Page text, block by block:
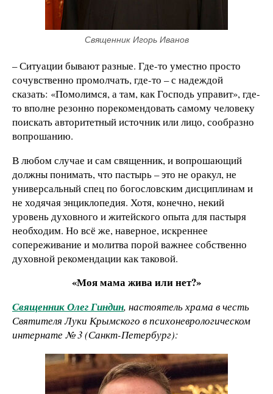
Священник Игорь Иванов
– Ситуации бывают разные. Где-то уместно просто
сочувственно промолчать, где-то – с надеждой
сказать: «Помолимся, а там, как Господь управит», где-
то вполне резонно порекомендовать самому человеку
поискать авторитетный источник или лицо, сообразно
вопрошанию.
В любом случае и сам священник, и вопрошающий
должны понимать, что пастырь – это не оракул, не
универсальный спец по богословским дисциплинам и
не ходячая энциклопедия. Хотя, конечно, некий
уровень духовного и житейского опыта для пастыря
необходим. Но всё же, наверное, искреннее
сопереживание и молитва порой важнее собственно
духовной рекомендации как таковой.
«Моя мама жива или нет?»
Священник Олег Гиндин, настоятель храма в честь
Святителя Луки Крымского в психоневрологическом
интернате № 3 (Санкт-Петербург):